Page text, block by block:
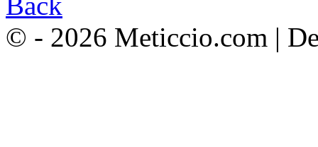
© - 2026 Meticcio.com |